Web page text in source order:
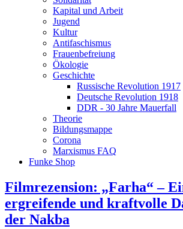
Kapital und Arbeit
Jugend
Kultur
Antifaschismus
Frauenbefreiung
Ökologie
Geschichte
Russische Revolution 1917
Deutsche Revolution 1918
DDR - 30 Jahre Mauerfall
Theorie
Bildungsmappe
Corona
Marxismus FAQ
Funke Shop
Filmrezension: „Farha“ –
ergreifende und kraftvolle
der Nakba